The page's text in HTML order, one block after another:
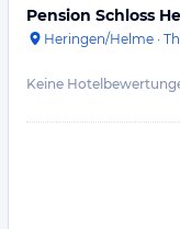
Pension Schloss
Heringen/Helme ·
Keine